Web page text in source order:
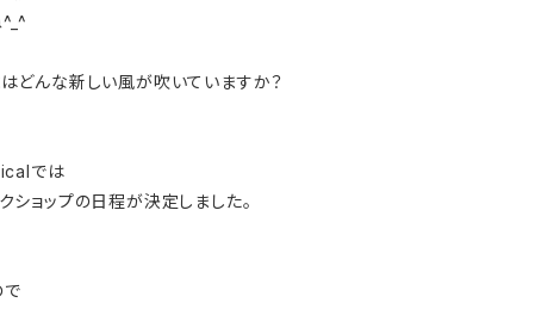
どんな新しい風が吹いていますか？
では
ショップの日程が決定しました。
で